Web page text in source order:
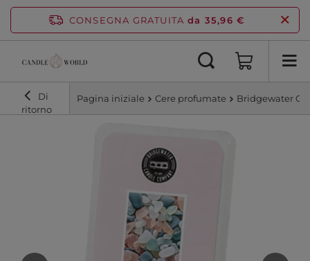
CONSEGNA GRATUITA da 35,96 €
Di
ritorno
Pagina iniziale Cere profumate Bridgewater